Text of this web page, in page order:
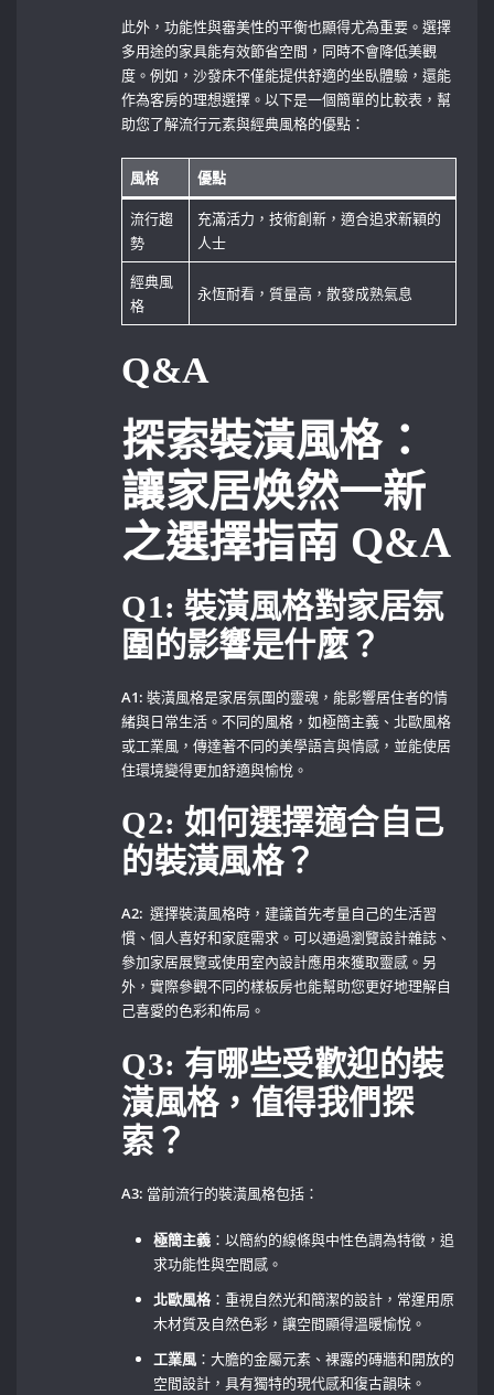
此外，功能性與審美性的平衡也顯得尤為重要。選擇
多用途的家具能有效節省空間，同時不會降低美觀
度。例如，沙發床不僅能提供舒適的坐臥體驗，還能
作為客房的理想選擇。以下是一個簡單的比較表，幫
助您了解流行元素與經典風格的優點：
風格 優點
流行趨
勢
充滿活力，技術創新，適合追求新穎的
人士
經典風
格
永恆耐看，質量高，散發成熟氣息
Q&A
探索裝潢風格：
讓家居焕然一新
之選擇指南 Q&A
Q1: 裝潢風格對家居氛
圍的影響是什麼？
A1: 裝潢風格是家居氛圍的靈魂，能影響居住者的情
緒與日常生活。不同的風格，如極簡主義、北歐風格
或工業風，傳達著不同的美學語言與情感，並能使居
住環境變得更加舒適與愉悅。
Q2: 如何選擇適合自己
的裝潢風格？
A2: ​ 選擇裝潢風格時，建議首先考量自己的生活習
慣、個人喜好和家庭需求。可以通過瀏覽設計雜誌、
參加家居展覽或使用室內設計應用來獲取靈感。另
外，實際參觀不同的樣板房也能幫助您更好地理解自
己喜愛的色彩和佈局。
Q3: 有哪些受歡迎的裝
潢風格，值得我們探
索？
A3: 當前流行的裝潢風格包括：
極簡主義 ：以簡約的線條與中性色調為特徵，追
求功能性與空間感。
北歐風格 ：重視自然光和簡潔的設計，常運用原
木材質及自然色彩，讓空間顯得溫暖愉悅。
工業風 ：大膽的金屬元素、裸露的磚牆和開放的
空間設計，具有獨特的現代感和復古韻味。